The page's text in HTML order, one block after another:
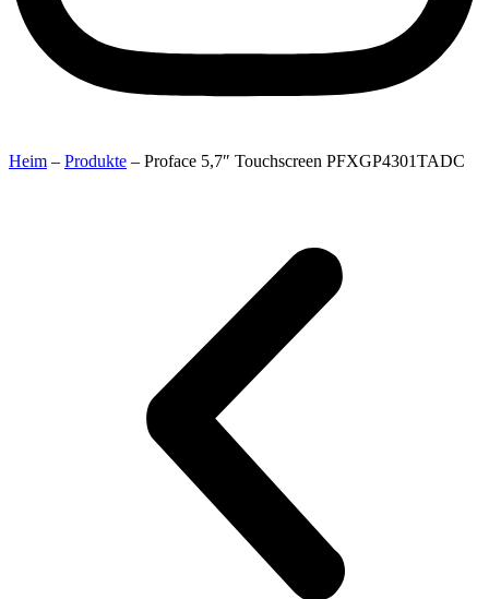
Heim – Produkte – Proface 5,7″ Touchscreen PFXGP4301TADC